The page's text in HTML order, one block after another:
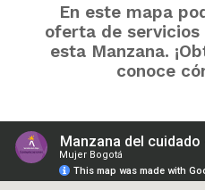
En este mapa
oferta de
esta Manzana.
conoce